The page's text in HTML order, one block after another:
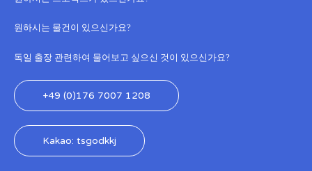
원하시는 물건이 있으신가요?
독일 출장 관련하여 물어보고 싶으신 것이 있으신가요?
+49 (0)176 7007 1208
Kakao: tsgodkkj